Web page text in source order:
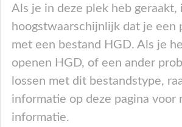
Als je in deze plek heb geraakt,
hoogstwaarschijnlijk dat je een
met een bestand HGD. Als je
openen HGD, of een ander
lossen met dit bestandstype,
informatie op deze pagina voor
informatie.